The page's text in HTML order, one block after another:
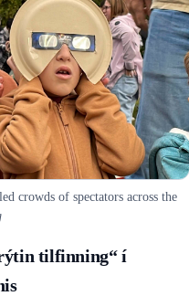
crowds of spectators across the
tilfinning“ í